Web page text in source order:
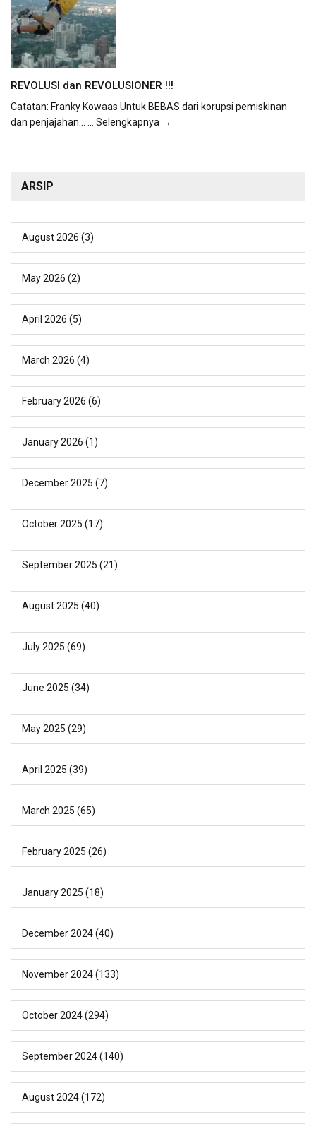
REVOLUSI dan REVOLUSIONER !!!
Catatan: Franky Kowaas Untuk BEBAS dari korupsi pemiskinan
dan penjajahan...
... Selengkapnya →
ARSIP
August 2026 (3)
May 2026 (2)
April 2026 (5)
March 2026 (4)
February 2026 (6)
January 2026 (1)
December 2025 (7)
October 2025 (17)
September 2025 (21)
August 2025 (40)
July 2025 (69)
June 2025 (34)
May 2025 (29)
April 2025 (39)
March 2025 (65)
February 2025 (26)
January 2025 (18)
December 2024(40)
November 2024(133)
October 2024(294)
September 2024(140)
August 2024(172)